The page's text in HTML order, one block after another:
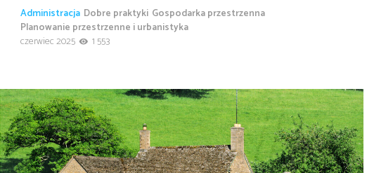
Administracja Dobre praktyki Gospodarka przestrzenna
Planowanie przestrzenne i urbanistyka
czerwiec 2025
1 553